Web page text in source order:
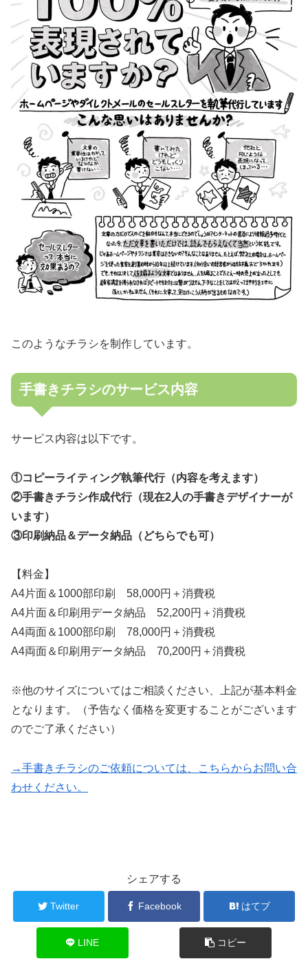
このようなチラシを制作しています。
手書きチラシのサービス内容
サービス内容は以下です。
①コピーライティング執筆代行（内容を考えます）
②手書きチラシ作成代行（現在2人の手書きデザイナーが
います）
③印刷納品＆データ納品（どちらでも可）
【料金】
A4片面＆1000部印刷 58,000円＋消費税
A4片面＆印刷用データ納品 52,200円＋消費税
A4両面＆1000部印刷 78,000円＋消費税
A4両面＆印刷用データ納品 70,200円＋消費税
※他のサイズについてはご相談ください、上記が基本料金
となります。（予告なく価格を変更することがございます
のでご了承ください）
→手書きチラシのご依頼については、こちらからお問い合
わせください。
シェアする
Twitter Facebook はてブ
LINE コピー